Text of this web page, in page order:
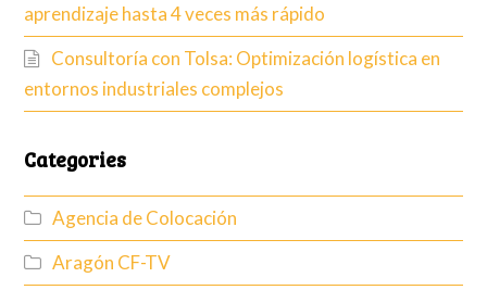
aprendizaje hasta 4 veces más rápido
Consultoría con Tolsa: Optimización logística en
entornos industriales complejos
Categories
Agencia de Colocación
Aragón CF-TV